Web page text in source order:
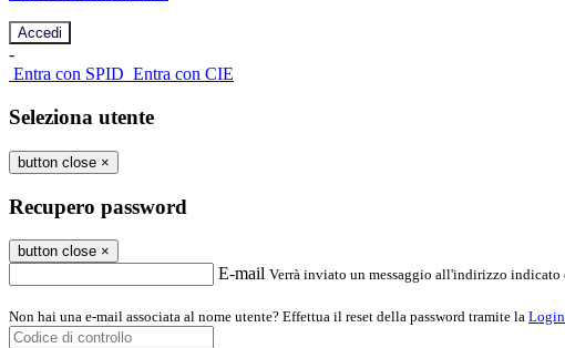
-
Entra con SPID Entra con CIE
Seleziona utente
button close ×
Recupero password
button close ×
E-mail Verrà inviato un messaggio all'indirizzo indicato
Non hai una e-mail associata al nome utente? Effettua il reset della password tramite la